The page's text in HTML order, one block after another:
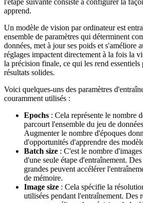
l'étape suivante consiste à configurer la
apprend.
Un modèle de vision par ordinateur est
ensemble de paramètres qui déterminent
données, met à jour ses poids et s'améliore
réglages impactent directement à la fois la
la précision finale, ce qui les rend essentiels
résultats solides.
Voici quelques-uns des paramètres
couramment utilisés :
Epochs : Cela représente le nombre
parcourt l'ensemble du jeu de
Augmenter le nombre d'époques
d'opportunités d'apprendre des
Batch size : C'est le nombre
d'une seule étape d'entraînement.
grandes peuvent accélérer
de mémoire.
Image size : Cela spécifie la
utilisées pendant l'entraînement. Des